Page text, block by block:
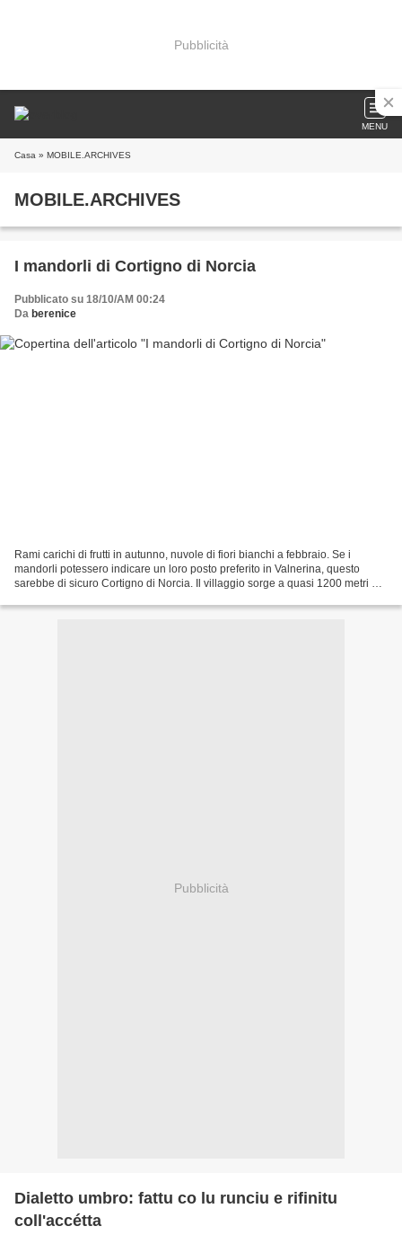
Pubblicità
MENU
Casa » MOBILE.ARCHIVES
MOBILE.ARCHIVES
I mandorli di Cortigno di Norcia
Pubblicato su 18/10/AM 00:24
Da berenice
Rami carichi di frutti in autunno, nuvole di fiori bianchi a febbraio. Se i
mandorli potessero indicare un loro posto preferito in Valnerina, questo
sarebbe di sicuro Cortigno di Norcia. Il villaggio sorge a quasi 1200 metri di
Pubblicità
Dialetto umbro: fattu co lu runciu e rifinitu
coll'accétta